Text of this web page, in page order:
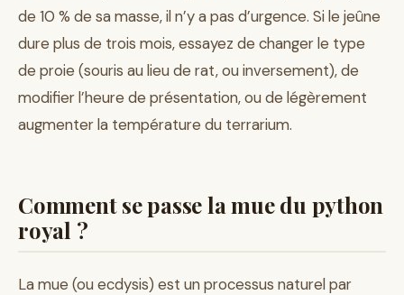
de 10 % de sa masse, il n’y a pas d’urgence. Si le jeûne
dure plus de trois mois, essayez de changer le type
de proie (souris au lieu de rat, ou inversement), de
modifier l’heure de présentation, ou de légèrement
augmenter la température du terrarium.
Comment se passe la mue du python
royal ?
La mue (ou ecdysis) est un processus naturel par